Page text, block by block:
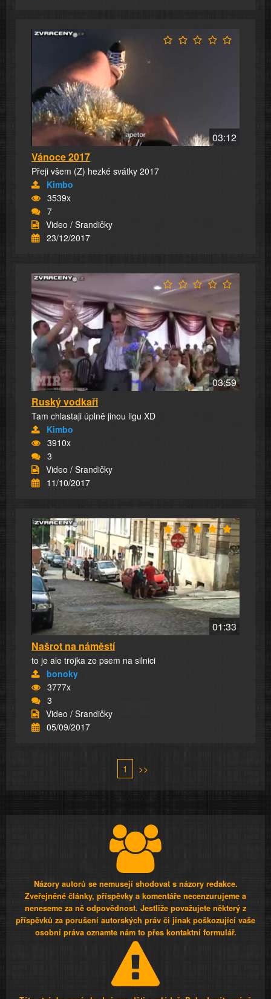
03:12
Vánoce 2017
Přeji všem (Z) hezké svátky 2017
Kimbo
3539x
7
Video / Srandičky
23/12/2017
03:59
Ruský vodkaři
Tam chlastaji úplně jinou ligu XD
Kimbo
3910x
3
Video / Srandičky
11/10/2017
01:33
Našrot na náměstí
to je ale trojka ze psem na silnici
bonoky
3777x
3
Video / Srandičky
05/09/2017
1 >>
Názory autorů se nemusejí shodovat s názory redakce.
Zveřejněné články, příspěvky a komentáře necenzurujeme a
neneseme za ně odpovědnost. Jestliže považujete některý z
příspěvků za porušení autorských práv či jinak poškozující vaše
osobní práva oznamte nám to přes kontaktní formulář.